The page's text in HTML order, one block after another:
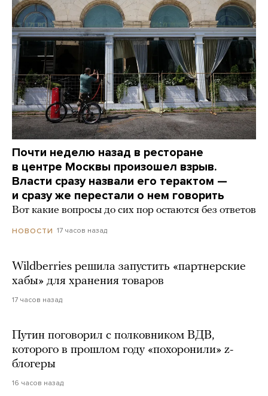
Почти неделю назад в ресторане
в центре Москвы произошел взрыв.
Власти сразу назвали его терактом —
и сразу же перестали о нем говорить
Вот какие вопросы до сих пор остаются без ответов
НОВОСТИ 17 часов назад
Wildberries решила запустить «партнерские
хабы» для хранения товаров
17 часов назад
Путин поговорил с полковником ВДВ,
которого в прошлом году «похоронили» z-
блогеры
16 часов назад